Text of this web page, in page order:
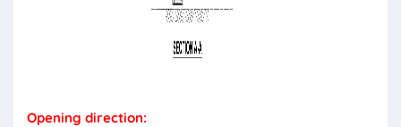
Opening direction: